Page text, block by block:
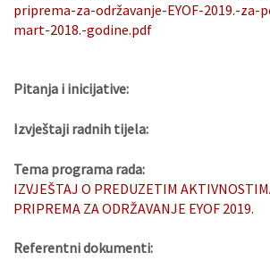
priprema-za-održavanje-EYOF-2019.-za-
mart-2018.-godine.pdf
Pitanja i inicijative:
Izvještaji radnih tijela:
Tema programa rada:
IZVJEŠTAJ O PREDUZETIM
PRIPREMA ZA ODRŽAVANJE EYOF 2019.
Referentni dokumenti: